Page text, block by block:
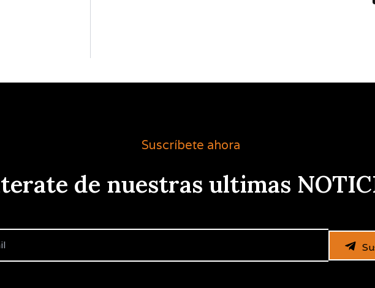
Suscríbete ahora
de nuestras ultimas